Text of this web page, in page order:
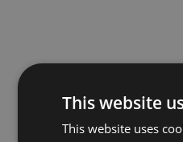
This website
This website uses